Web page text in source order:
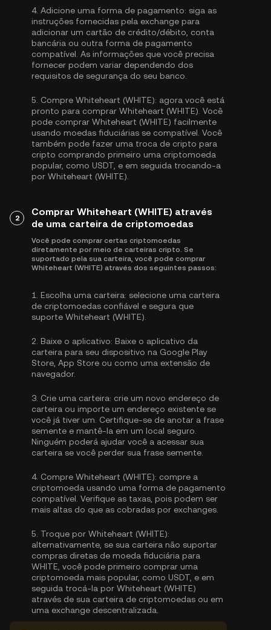
4. Adicione uma forma de pagamento: siga as
instruções fornecidas pela exchange para
adicionar um cartão de crédito/débito, conta
bancária ou outra forma de pagamento
compatível. As informações que você precisa
fornecer podem variar dependendo dos
requisitos de segurança do seu banco.
5. Compre Whiteheart (WHITE): agora você está
pronto para comprar Whiteheart (WHITE). Você
pode comprar Whiteheart (WHITE) facilmente
usando moedas fiduciárias se compatível. Você
também pode fazer uma troca de cripto para
cripto comprando primeiro uma criptomoeda
popular, como USDT , e em seguida trocando-a
por Whiteheart (WHITE).
2
Comprar Whiteheart (WHITE) através
de uma carteira de criptomoedas
Você pode comprar certas criptomoedas
diretamente por meio de carteiras cripto. Se
suportado pela sua carteira, você pode comprar
Whiteheart (WHITE) através dos seguintes passos:
1. Escolha uma carteira: selecione uma carteira
de criptomoedas confiável e segura que
suporte Whiteheart (WHITE).
2. Baixe o aplicativo: Baixe o aplicativo da
carteira para seu dispositivo na Google Play
Store, App Store ou como uma extensão de
navegador.
3. Crie uma carteira: crie um novo endereço de
carteira ou importe um endereço existente se
você já tiver um. Certifique-se de anotar a frase
semente e mantê-la em um local seguro.
Ninguém poderá ajudar você a acessar sua
carteira se você perder sua frase semente.
4. Compre Whiteheart (WHITE): compre a
criptomoeda usando uma forma de pagamento
compatível. Verifique as taxas, pois podem ser
mais altas do que as cobradas por exchanges.
5. Troque por Whiteheart (WHITE):
alternativamente, se sua carteira não suportar
compras diretas de moeda fiduciária para
WHITE, você pode primeiro comprar uma
criptomoeda mais popular, como USDT, e em
seguida trocá-la por Whiteheart (WHITE)
através de sua carteira de criptomoedas ou em
uma exchange descentralizada.